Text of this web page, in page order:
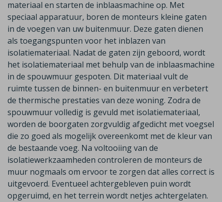
materiaal en starten de inblaasmachine op. Met
speciaal apparatuur, boren de monteurs kleine gaten
in de voegen van uw buitenmuur. Deze gaten dienen
als toegangspunten voor het inblazen van
isolatiemateriaal. Nadat de gaten zijn geboord, wordt
het isolatiemateriaal met behulp van de inblaasmachine
in de spouwmuur gespoten. Dit materiaal vult de
ruimte tussen de binnen- en buitenmuur en verbetert
de thermische prestaties van deze woning. Zodra de
spouwmuur volledig is gevuld met isolatiemateriaal,
worden de boorgaten zorgvuldig afgedicht met voegsel
die zo goed als mogelijk overeenkomt met de kleur van
de bestaande voeg. Na voltooiing van de
isolatiewerkzaamheden controleren de monteurs de
muur nogmaals om ervoor te zorgen dat alles correct is
uitgevoerd. Eventueel achtergebleven puin wordt
opgeruimd, en het terrein wordt netjes achtergelaten.